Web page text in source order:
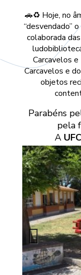
🚗♻️ Hoje, no
“desvendado”
colaborada
Carcavelos
Carcavelos e
objetos
Parabéns
pela
A
Previous